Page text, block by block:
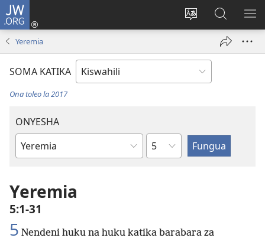
JW.ORG
Badili
tovuti
Ingia
(opens
Tafuta
Katika
JW.ORG
Yeremia
SOMA KATIKA
Ona toleo la 2017
ONYESHA
Kitabu
Biblia
Sura
Yeremia
5:1-31
5 Nendeni huku na huku katika barabara za